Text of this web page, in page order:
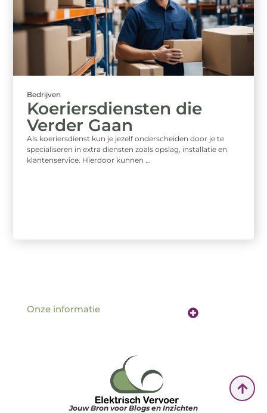
Bedrijven
Koeriersdiensten die
Verder Gaan
Als koeriersdienst kun je jezelf onderscheiden door je te
specialiseren in extra diensten zoals opslag, installatie en
klantenservice. Hierdoor kunnen ...
Jouw Bron voor Blogs en Inzichten
Onze informatie